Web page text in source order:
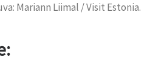
Mariann Liimal / Visit Estonia.